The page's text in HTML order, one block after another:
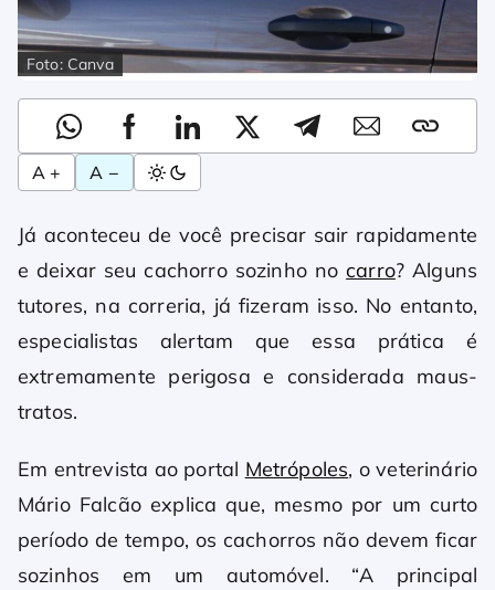
Foto: Canva
A + A −
Já aconteceu de você precisar sair rapidamente
e deixar seu cachorro sozinho nocarro? Alguns
tutores, na correria, já fizeram isso. No entanto,
especialistas alertam que essa prática é
extremamente perigosa e considerada maus-
tratos.
Em entrevista ao portal Metrópoles, o veterinário
Mário Falcão explica que, mesmo por um curto
período de tempo, os cachorros não devem ficar
sozinhos em um automóvel. “A principal